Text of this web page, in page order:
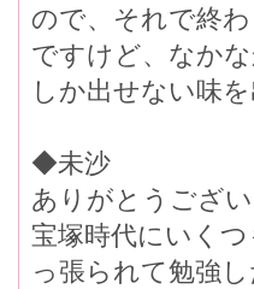
ので、それで終
ですけど、なか
しか出せない味
◆未沙
ありがとうござ
宝塚時代にいく
っ張られて勉強